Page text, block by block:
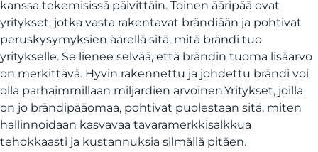
kanssa tekemisissä päivittäin. Toinen ääripää ovat
yritykset, jotka vasta rakentavat brändiään ja pohtivat
peruskysymyksien äärellä sitä, mitä brändi tuo
yritykselle. Se lienee selvää, että brändin tuoma lisäarvo
on merkittävä. Hyvin rakennettu ja johdettu brändi voi
olla parhaimmillaan miljardien arvoinen.Yritykset, joilla
on jo brändipääomaa, pohtivat puolestaan sitä, miten
hallinnoidaan kasvavaa tavaramerkkisalkkua
tehokkaasti ja kustannuksia silmällä pitäen.